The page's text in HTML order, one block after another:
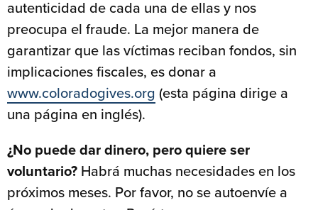
autenticidad de cada una de ellas y nos
preocupa el fraude. La mejor manera de
garantizar que las víctimas reciban fondos, sin
implicaciones fiscales, es donar a
www.coloradogives.org (esta página dirige a
una página en inglés).
¿No puede dar dinero, pero quiere ser
voluntario? Habrá muchas necesidades en los
próximos meses. Por favor, no se autoenvíe a